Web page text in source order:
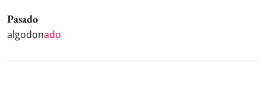
Pasado
algodonado